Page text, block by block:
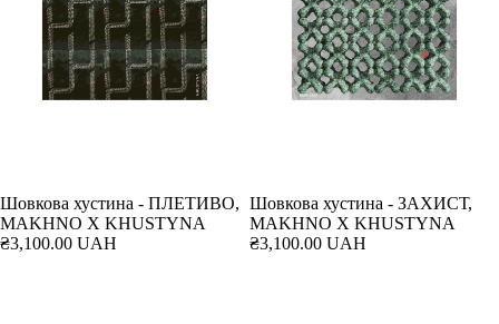
Шовкова хустина - ПЛЕТИВО,
MAKHNO X KHUSTYNA
₴3,100.00 UAH
Шовкова хустина - ЗАХИСТ,
MAKHNO X KHUSTYNA
₴3,100.00 UAH